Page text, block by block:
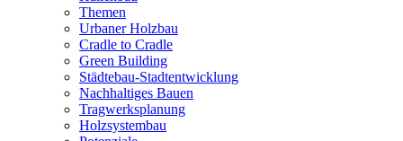
Themen
Urbaner Holzbau
Cradle to Cradle
Green Building
Städtebau-Stadtentwicklung
Nachhaltiges Bauen
Tragwerksplanung
Holzsystembau